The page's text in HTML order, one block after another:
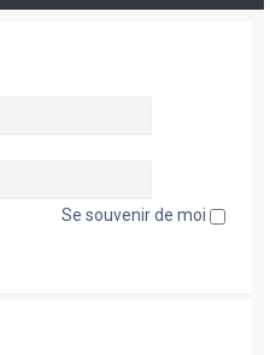
Se souvenir de moi